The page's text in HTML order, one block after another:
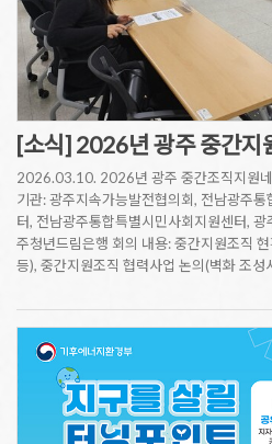
[소식] 2026년 광주 중간지
2026.03.10. 2026년 광주 중간조직지원
기관: 광주지속가능발전협의회, 전남광주
터, 전남광주통합특별시민사회지원센터,
주청년드림은행 회의 내용: 중간지원조직
등), 중간지원조직 협력사업 논의(벽화 조